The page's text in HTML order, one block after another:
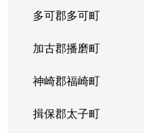
多可郡多可町
加古郡播磨町
神崎郡福崎町
揖保郡太子町